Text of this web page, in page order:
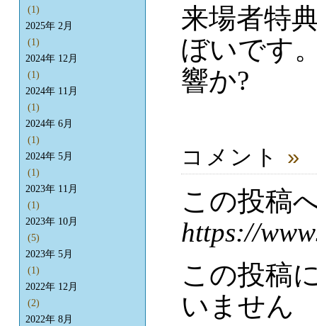
来場者特
ぼいです
響か?
コメント »
この投稿
https://
この投稿
いません
(1)
2025年 2月
(1)
2024年 12月
(1)
2024年 11月
(1)
2024年 6月
(1)
2024年 5月
(1)
2023年 11月
(1)
2023年 10月
(5)
2023年 5月
(1)
2022年 12月
(2)
2022年 8月